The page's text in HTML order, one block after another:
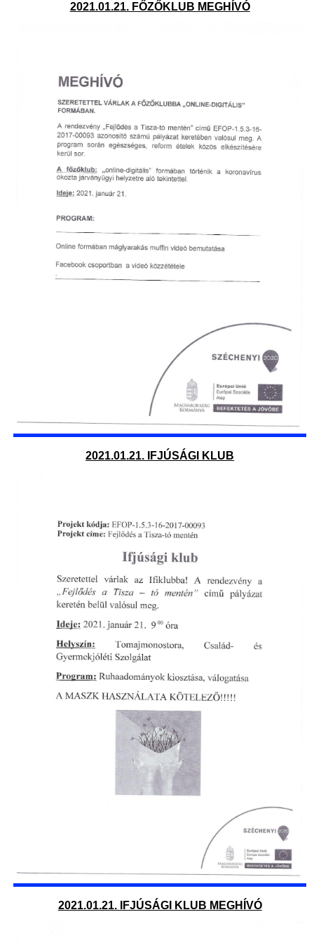
2021.01.21. FŐZŐKLUB MEGHÍVÓ
2021.01.21. IFJÚSÁGI KLUB
2021.01.21. IFJÚSÁGI KLUB MEGHÍVÓ